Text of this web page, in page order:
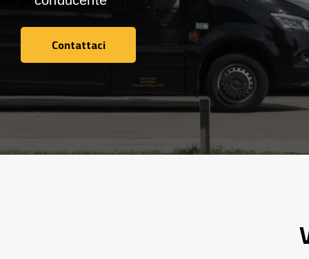
Contattaci
Contattaci